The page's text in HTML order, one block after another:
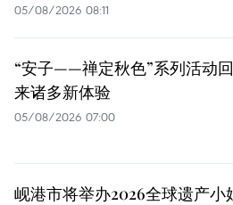
05/08/2026 08:11
“安子——禅定秋色”系列活动
来诸多新体验
05/08/2026 07:00
岘港市将举办2026全球遗产小